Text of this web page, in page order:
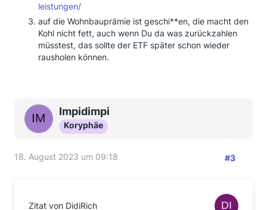
leistungen/
auf die Wohnbauprämie ist geschi**en, die macht den
Kohl nicht fett, auch wenn Du da was zurückzahlen
müsstest, das sollte der ETF später schon wieder
rausholen können.
Impidimpi
Koryphäe
18. August 2023 um 09:18 #3
Zitat von DidiRich